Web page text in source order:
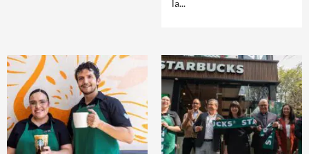
la...